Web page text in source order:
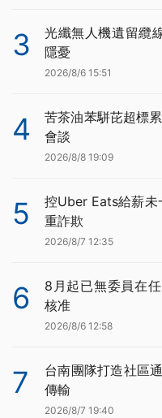
3
光纖無人機遺留纜
隱憂
2026/8/6 15:51
4
苦茶油苯駢芘超標
會談
2026/8/8 19:09
5
控Uber Eats給薪未
重詐欺
2026/8/7 12:35
6
8月起已無委員在
核准
2026/8/6 12:58
7
台南團隊打造社區
傳輸
2026/8/7 19:40